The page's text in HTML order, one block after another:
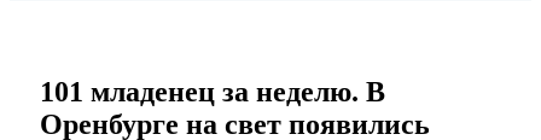
101 младенец за неделю. В
Оренбурге на свет появились